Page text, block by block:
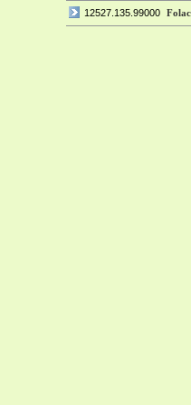
12527.135.99000